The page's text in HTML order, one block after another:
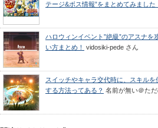
テージ&ボス情報”をまとめてみました
ハロウィンイベント”絶級”のアスナ
い方まとめ！
vidosiki-pede さん
スイッチやキャラ交代時に、スキル
する方法ってある？ 名前が無い＠た